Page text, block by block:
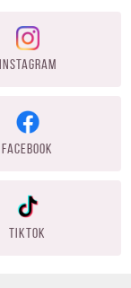
INSTAGRAM
FACEBOOK
TIKTOK